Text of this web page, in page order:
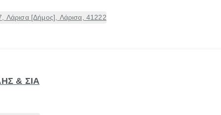
Λάρισα [Δήμος], Λάρισα, 41222
& ΣΙΑ